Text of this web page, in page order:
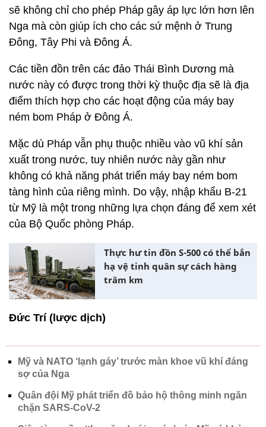
sẽ không chỉ cho phép Pháp gây áp lực lớn hơn lên
Nga mà còn giúp ích cho các sứ mệnh ở Trung
Đông, Tây Phi và Đông Á.
Các tiền đồn trên các đảo Thái Bình Dương mà
nước này có được trong thời kỳ thuộc địa sẽ là địa
điểm thích hợp cho các hoạt động của máy bay
ném bom Pháp ở Đông Á.
Mặc dù Pháp vẫn phụ thuộc nhiều vào vũ khí sản
xuất trong nước, tuy nhiên nước này gần như
không có khả năng phát triển máy bay ném bom
tàng hình của riêng mình. Do vậy, nhập khẩu B-21
từ Mỹ là một trong những lựa chọn đáng để xem xét
của Bộ Quốc phòng Pháp.
Thực hư tin đồn S-500 có thể bắn
hạ vệ tinh quân sự cách hàng
trăm km
Đức Trí (lược dịch)
Mỹ và NATO ‘lạnh gáy’ trước màn khoe vũ khí đáng
sợ của Nga
Quân đội Mỹ phát triển đồ bảo hộ thông minh ngăn
chặn SARS-CoV-2